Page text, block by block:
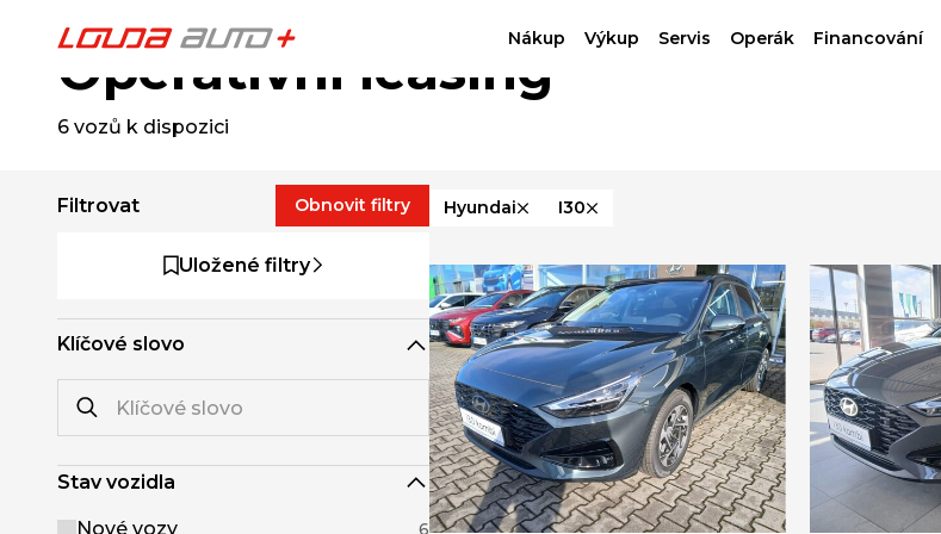
Nákup Výkup Servis Operák Financování
Operativní leasing
6 vozů k dispozici
Filtrovat Obnovit filtry
Uložené filtry
Klíčové slovo
Stav vozidla
Nové vozy 6
Hyundai I30